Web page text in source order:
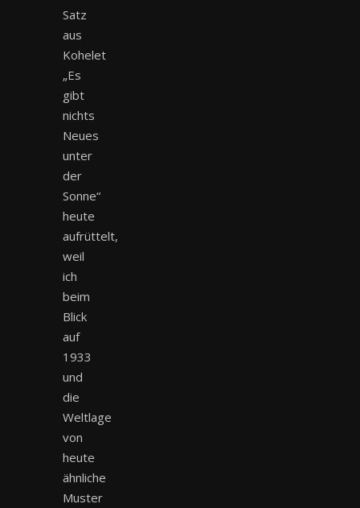
Satz
aus
Kohelet
„Es
gibt
nichts
Neues
unter
der
Sonne“
heute
aufrüttelt,
weil
ich
beim
Blick
auf
1933
und
die
Weltlage
von
heute
ähnliche
Muster